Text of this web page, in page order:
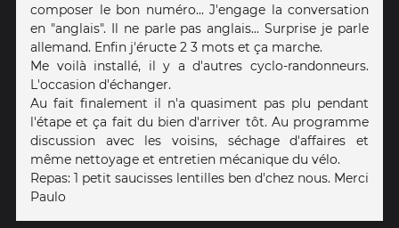
composer le bon numéro... J'engage la conversation
en "anglais". Il ne parle pas anglais... Surprise je parle
allemand. Enfin j'éructe 2 3 mots et ça marche.
Me voilà installé, il y a d'autres cyclo-randonneurs.
L'occasion d'échanger.
Au fait finalement il n'a quasiment pas plu pendant
l'étape et ça fait du bien d'arriver tôt. Au programme
discussion avec les voisins, séchage d'affaires et
même nettoyage et entretien mécanique du vélo.
Repas: 1 petit saucisses lentilles ben d'chez nous. Merci
Paulo